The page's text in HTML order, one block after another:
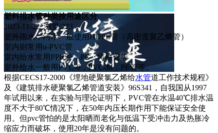
塑料排水管种类按用途区分
2023-11-22 浏览:223
室外雨水，污水一般使用HDPE管（高密度聚乙烯管）
室内则常用u-PVC管
室内给水常用PPR管，PE，铸铁管等
室外给水一般用PVC-6，PVC-M，PE管等。
根据CECS17-2000《埋地硬聚氯乙烯给水管道工作技术规程》
及《建筑排水硬聚氯乙烯管道安装》96S341，自我国从1997
年试用以来，在实验与理论证明下，PVC管在水温40℃排水温
度不大于80℃情况下，在50年内压长期作用下能保证安全使
用。但pvc管怕的是太阳晒而老化与低温下受冲击力及热胀冷
缩应力而破坏，使用20年是没有问题的。